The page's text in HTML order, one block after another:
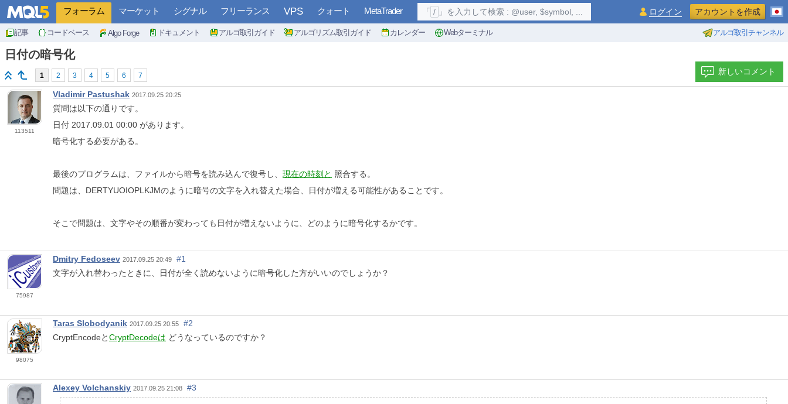
フォーラム マーケット シグナル フリーランス VPS クォート MetaTrader
記事 コードベース Algo Forge ドキュメント アルゴ取引ガイド アルゴリズム取引ガイド カレンダー Webターミナル アルゴ取引チャンネル
「 / 」を入力して検索 : @user, $symbol, ... ログイン アカウントを作成
日付の暗号化
1 2 3 4 5 6 7 新しいコメント
113511
Vladimir Pastushak 2017.09.25 20:25
質問は以下の通りです。
日付 2017.09.01 00:00 があります。
暗号化する必要がある。
最後のプログラムは、ファイルから暗号を読み込んで復号し、 現在の時刻と 照合する。
問題は、DERTYUOIOPLKJMのように暗号の文字を入れ替えた場合、日付が増える可能性があることです。
そこで問題は、文字やその順番が変わっても日付が増えないように、どのように暗号化するかです。
75987
Dmitry Fedoseev 2017.09.25 20:49
#1
文字が入れ替わったときに、日付が全く読めないように暗号化した方がいいのでしょうか？
98075
Taras Slobodyanik 2017.09.25 20:55
#2
CryptEncodeとCryptDecodeは どうなっているのですか？
Alexey Volchanskiy 2017.09.25 21:08 #3